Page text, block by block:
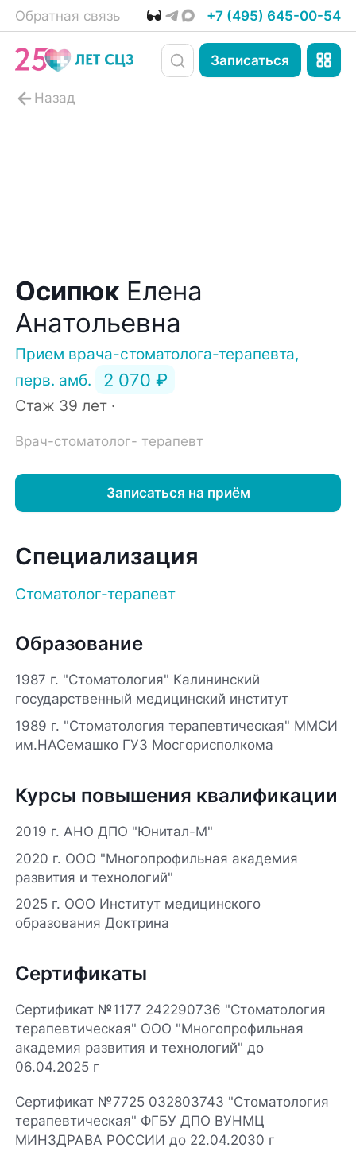
Обратная связь +7 (495) 645-00-54
Записаться
Осипюк Елена
Анатольевна
Стаж 39 лет ·
Прием врача-стоматолога-терапевта,
перв. амб.
2 070 ₽
Врач-стоматолог- терапевт
Записаться на приём
Специализация
Стоматолог-терапевт
Образование
1987 г. "Стоматология" Калининский
государственный медицинский институт
1989 г. "Стоматология терапевтическая" ММСИ
им.НАСемашко ГУЗ Мосгорисполкома
Курсы повышения квалификации
2019 г. АНО ДПО "Юнитал-М"
2020 г. ООО "Многопрофильная академия
развития и технологий"
2025 г. ООО Институт медицинского
образования Доктрина
Сертификаты
Сертификат №1177 242290736 "Стоматология
терапевтическая" ООО "Многопрофильная
академия развития и технологий" до
06.04.2025 г
Сертификат №7725 032803743 "Стоматология
терапевтическая" ФГБУ ДПО ВУНМЦ
МИНЗДРАВА РОССИИ до 22.04.2030 г